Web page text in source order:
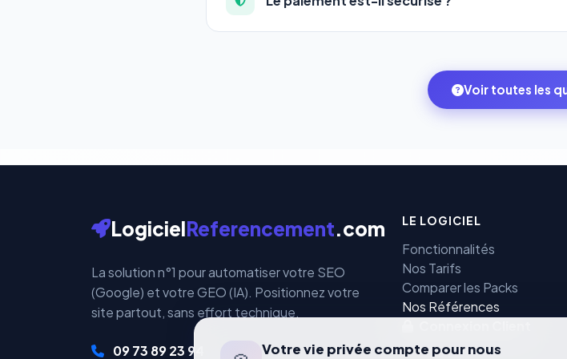
qui correspond à vos ambitions du moment — sans perdre
par ces plateformes certifiées PCI DSS. Voir toutes les
LogicielReferencement.com
La solution n°1 pour automatiser votre SEO
(Google) et votre GEO (IA). Positionnez votre
site partout, sans effort technique.
09 73 89 23 94
LE LOGICIEL
Fonctionnalités
Nos Tarifs
Comparer les Packs
Nos Références
Votre vie privée compte pour nous